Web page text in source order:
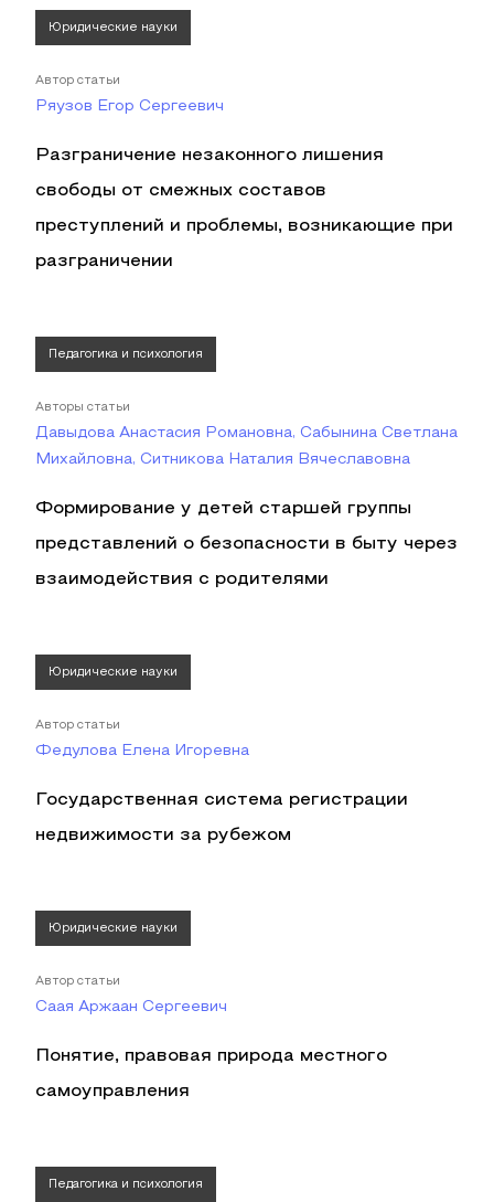
Юридические науки
Автор статьи
Ряузов Егор Сергеевич
Разграничение незаконного лишения
свободы от смежных составов
преступлений и проблемы, возникающие при
разграничении
Педагогика и психология
Авторы статьи
Давыдова Анастасия Романовна, Сабынина Светлана
Михайловна, Ситникова Наталия Вячеславовна
Формирование у детей старшей группы
представлений о безопасности в быту через
взаимодействия с родителями
Юридические науки
Автор статьи
Федулова Елена Игоревна
Государственная система регистрации
недвижимости за рубежом
Юридические науки
Автор статьи
Саая Аржаан Сергеевич
Понятие, правовая природа местного
самоуправления
Педагогика и психология